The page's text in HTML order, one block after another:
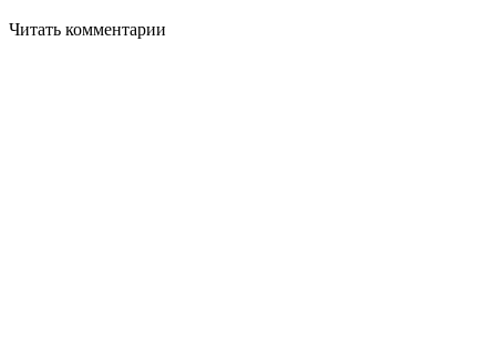
Читать комментарии